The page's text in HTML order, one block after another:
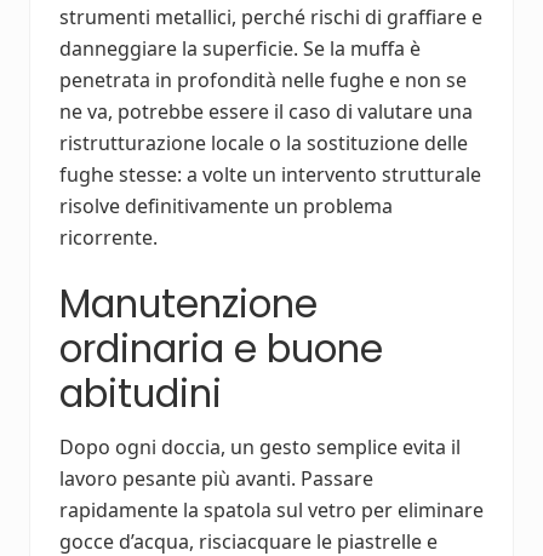
strumenti metallici, perché rischi di graffiare e
danneggiare la superficie. Se la muffa è
penetrata in profondità nelle fughe e non se
ne va, potrebbe essere il caso di valutare una
ristrutturazione locale o la sostituzione delle
fughe stesse: a volte un intervento strutturale
risolve definitivamente un problema
ricorrente.
Manutenzione
ordinaria e buone
abitudini
Dopo ogni doccia, un gesto semplice evita il
lavoro pesante più avanti. Passare
rapidamente la spatola sul vetro per eliminare
gocce d’acqua, risciacquare le piastrelle e